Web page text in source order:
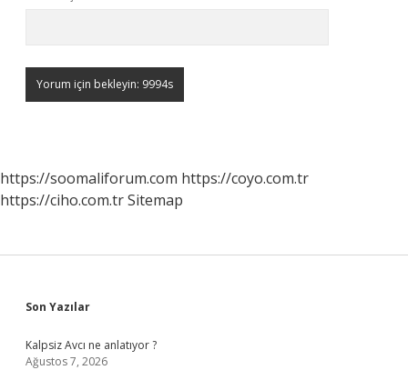
https://soomaliforum.com https://coyo.com.tr
https://ciho.com.trSitemap
Sidebar
Son Yazılar
Kalpsiz Avcı ne anlatıyor ?
Ağustos 7, 2026